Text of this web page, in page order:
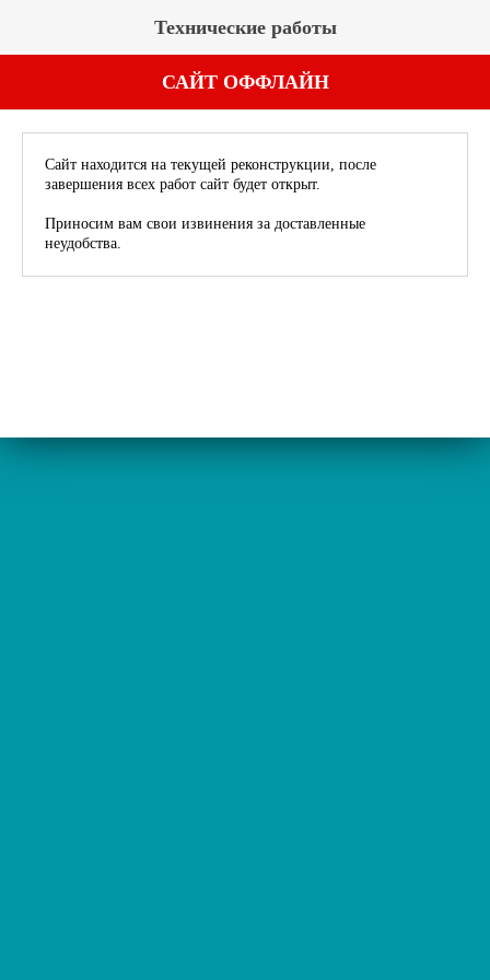
Технические работы
САЙТ ОФФЛАЙН
Сайт находится на текущей реконструкции, после
завершения всех работ сайт будет открыт.
Приносим вам свои извинения за доставленные
неудобства.